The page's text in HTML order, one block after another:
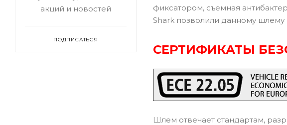
фиксатором, съемная
Shark позволили данному
СЕРТИФИКАТЫ
Шлем отвечает стандартам,
акций и новостей
ПОДПИСАТЬСЯ